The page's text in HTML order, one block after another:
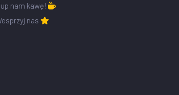
nam kawę!
nas